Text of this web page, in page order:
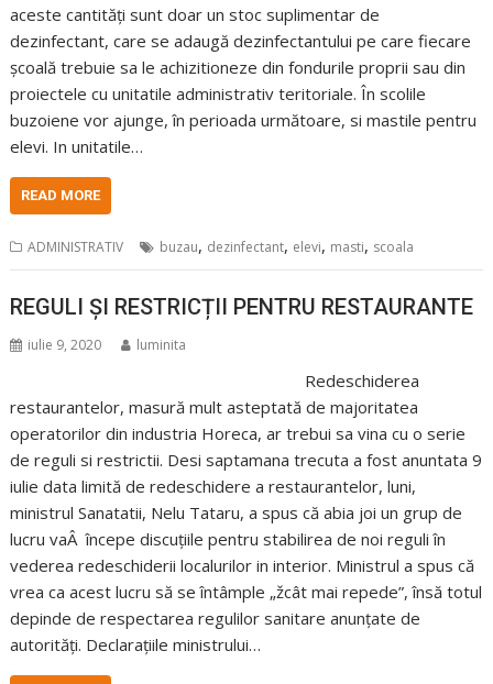
aceste cantități sunt doar un stoc suplimentar de
dezinfectant, care se adaugă dezinfectantului pe care fiecare
școală trebuie sa le achizitioneze din fondurile proprii sau din
proiectele cu unitatile administrativ teritoriale. În scolile
buzoiene vor ajunge, în perioada următoare, si mastile pentru
elevi. In unitatile…
READ MORE
ADMINISTRATIV buzau, dezinfectant, elevi, masti, scoala
REGULI ȘI RESTRICȚII PENTRU RESTAURANTE
iulie 9, 2020 luminita
Redeschiderea
restaurantelor, masură mult asteptată de majoritatea
operatorilor din industria Horeca, ar trebui sa vina cu o serie
de reguli si restrictii. Desi saptamana trecuta a fost anuntata 9
iulie data limită de redeschidere a restaurantelor, luni,
ministrul Sanatatii, Nelu Tataru, a spus că abia joi un grup de
lucru vaÂ începe discuțiile pentru stabilirea de noi reguli în
vederea redeschiderii localurilor in interior. Ministrul a spus că
vrea ca acest lucru să se întâmple „žcât mai repede”, însă totul
depinde de respectarea regulilor sanitare anunțate de
autorități. Declarațiile ministrului…